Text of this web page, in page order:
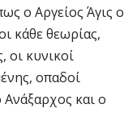
ο Αργείος Άγις ο
κάθε θεωρίας,
οι κυνικοί
οπαδοί
και ο